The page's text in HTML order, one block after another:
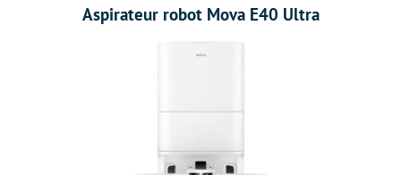
Aspirateur robot Mova E40 Ultra